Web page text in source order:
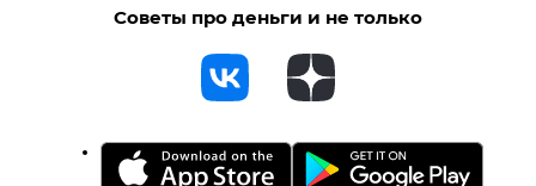
Советы про деньги и не только